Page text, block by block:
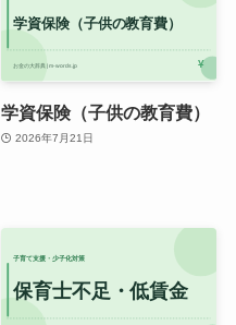
学資保険（子供の教育費）
2026年7月21日